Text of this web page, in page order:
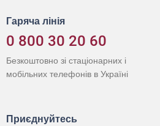
Гаряча лінія
0 800 30 20 60
Безкоштовно зі стаціонарних і
мобільних телефонів в Україні
Приєднуйтесь